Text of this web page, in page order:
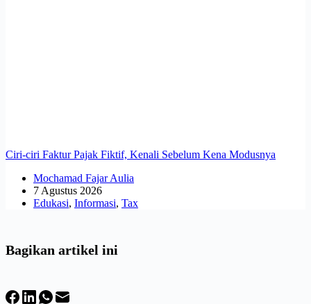
Ciri-ciri Faktur Pajak Fiktif, Kenali Sebelum Kena Modusnya
Mochamad Fajar Aulia
7 Agustus 2026
Edukasi, Informasi, Tax
Bagikan artikel ini